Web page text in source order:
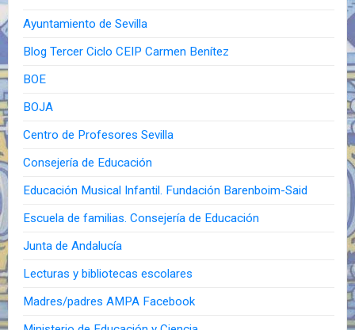
Ayuntamiento de Sevilla
Blog Tercer Ciclo CEIP Carmen Benítez
BOE
BOJA
Centro de Profesores Sevilla
Consejería de Educación
Educación Musical Infantil. Fundación Barenboim-Said
Escuela de familias. Consejería de Educación
Junta de Andalucía
Lecturas y bibliotecas escolares
Madres/padres AMPA Facebook